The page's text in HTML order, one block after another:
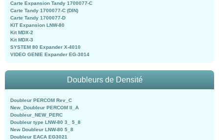
Carte Expansion Tandy 1700077-C
Carte Tandy 1700077-C (DIN)
Carte Tandy 1700077-D
KIT Expansion LNW-80
Kit MDX-2
Kit MDX-3
SYSTEM 80 Expander X-4010
VIDEO GENIE Expander EG-3014
Doubleurs de Densité
Doubleur PERCOM Rev_C
New_Doubleur PERCOM II_A
Doubleur_NEW_PERC
Doubleur type LNW-80 3_ 5_8
New Doubleur LNW-80 5_8
Doubleur EACA EG3021